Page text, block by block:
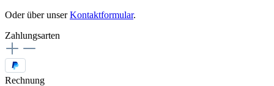
Oder über unserKontaktformular.
Zahlungsarten
Rechnung